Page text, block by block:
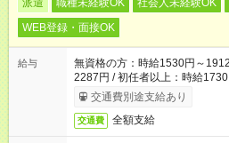
派遣 職種未経験OK 社会人未経験OK
WEB登録・面接OK
給与
無資格の方：時給1530円～
2287円 / 初任者以上：時給
日収例：1万2240円（時給1530
交通費別途支給あり
交通費 全額支給